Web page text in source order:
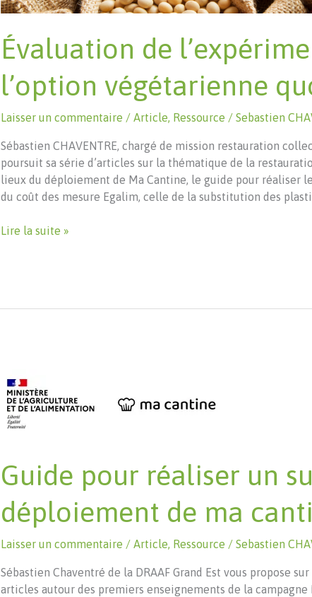
repères
issus
de
de
territoires
du
Est
Évaluation de
l’option végétarienne
Laisser un commentaire / Article, Ressource / Sebastien
Sébastien CHAVENTRE, chargé de mission restauration
poursuit sa série d’articles sur la thématique de la
lieux du déploiement de Ma Cantine, le guide pour réaliser
du coût des mesure Egalim, celle de la substitution des
Évaluation
Lire la suite »
Guide pour réaliser un
déploiement de ma
Laisser un commentaire / Article, Ressource / Sebastien
Sébastien Chaventré de la DRAAF Grand Est vous propose
articles autour des premiers enseignements de la campagne